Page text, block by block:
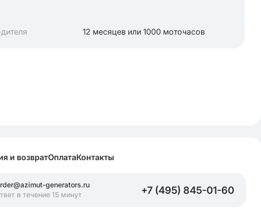
12 месяцев или 1000 моточасов
и возвратОплатаКонтакты
generators.ru
в течение 15 минут
+7 (495) 845-01-60